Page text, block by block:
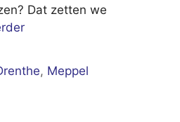
Dat zetten we
, Meppel